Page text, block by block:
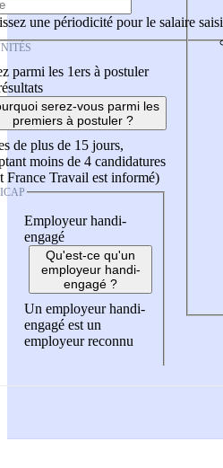
une périodicité pour le salaire saisi
parmi les 1ers à postuler
serez-vous parmi les
premiers à postuler ?
de plus de 15 jours,
moins de 4 candidatures
France Travail est informé)
Employeur handi-
engagé
Qu'est-ce qu'un
employeur handi-
engagé ?
Un employeur handi-
engagé est un
employeur reconnu